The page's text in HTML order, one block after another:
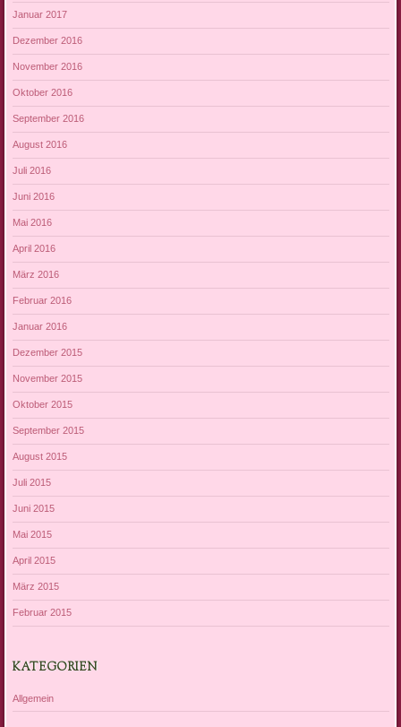
Januar 2017
Dezember 2016
November 2016
Oktober 2016
September 2016
August 2016
Juli 2016
Juni 2016
Mai 2016
April 2016
März 2016
Februar 2016
Januar 2016
Dezember 2015
November 2015
Oktober 2015
September 2015
August 2015
Juli 2015
Juni 2015
Mai 2015
April 2015
März 2015
Februar 2015
KATEGORIEN
Allgemein